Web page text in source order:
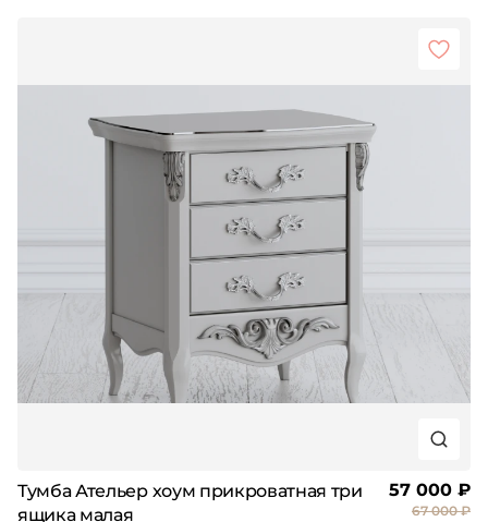
Тумба Ательер хоум прикроватная три
ящика малая
57 000 ₽
67 000 ₽